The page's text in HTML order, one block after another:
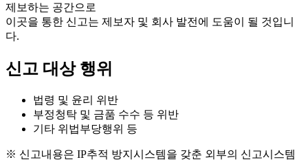
제보하는 공간으로
이곳을 통한 신고는 제보자 및 회사 발전에 도움이 될 것입니
다.
신고 대상 행위
법령 및 윤리 위반
부정청탁 및 금품 수수 등 위반
기타 위법부당행위 등
※ 신고내용은 IP추적 방지시스템을 갖춘 외부의 신고시스템